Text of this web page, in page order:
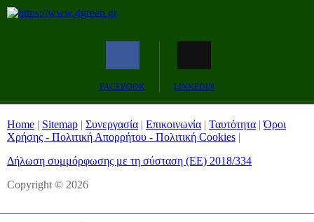
FACEBOOK LINKEDIN
Home | Sitemap | Συνεργασία | Επικοινωνία | Ταυτότητα |Όροι
Χρήσης - Πολιτική Απορρήτου - Πολιτική Cookies |
Δήλωση συμμόρφωσης με τη σύσταση (ΕΕ) 2018/334
Copyright © 2026